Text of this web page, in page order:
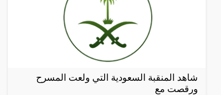
شاهد المنقبة السعودية التي ولعت المسرح
ورقصت مع